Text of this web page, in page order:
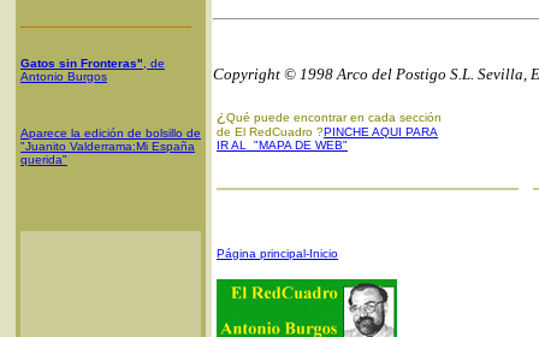
Gatos sin Fronteras" , de
Antonio Burgos
Aparece la edición de bolsillo de
"Juanito Valderrama:Mi España
querida"
Copyright © 1998 Arco del Postigo S.L. Sevilla,
¿ Qué puede encontrar en cada sección
de El RedCuadro ?PINCHE AQUI PARA
IR AL "MAPA DE WEB"
Página principal-Inicio